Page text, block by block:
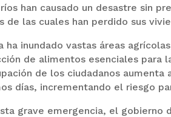
han causado un desastre sin
de las cuales han perdido sus
ha inundado vastas áreas
de alimentos esenciales para
de los ciudadanos
días, incrementando el riesgo
grave emergencia, el gobierno